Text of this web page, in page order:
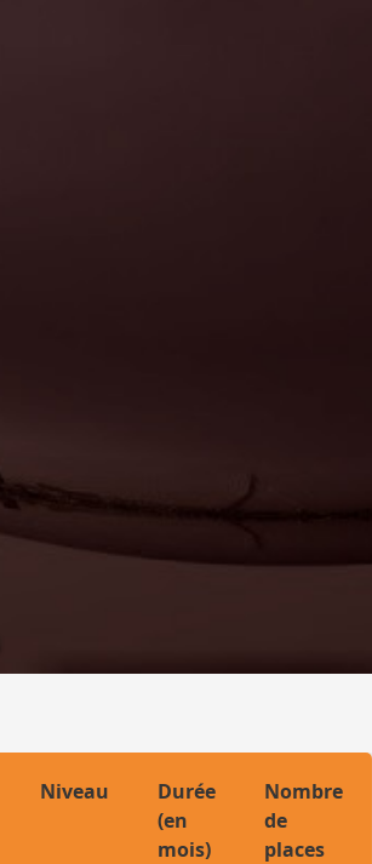
Niveau
Durée
(en
mois)
Nombre
de
places